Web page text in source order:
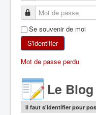
ALPINISME
SKI DE
RANDONNÉE
RANDONNÉE
Se souvenir de moi
S'identifier
Mot de passe perdu
Le
Il faut s'identifier pour